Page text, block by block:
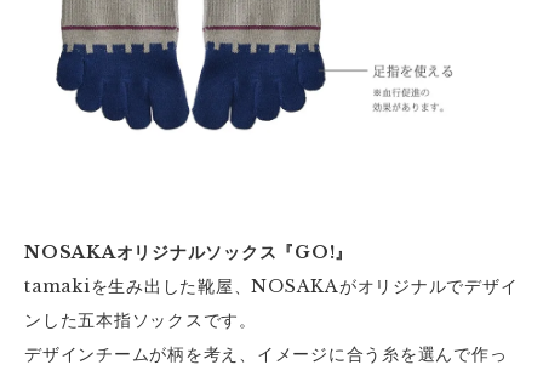
NOSAKAオリジナルソックス『GO!』
tamakiを生み出した靴屋、NOSAKAがオリジナルでデザイ
ンした五本指ソックスです。
デザインチームが柄を考え、イメージに合う糸を選んで作っ